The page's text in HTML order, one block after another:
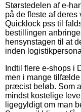
Størstedelen af e-
på de fleste af
Quicklock pss til
bestillingen
hensynstagen til at
inden
Indtil flere e-shops i
men i mange
præcist beløb. Som
mindst kostelige
ligegyldigt om man